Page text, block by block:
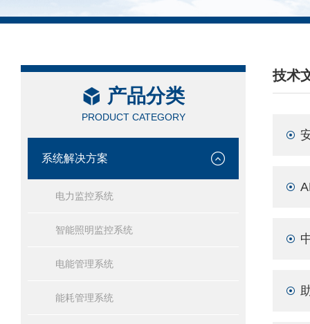
产品分类
PRODUCT CATEGORY
系统解决方案
电力监控系统
智能照明监控系统
电能管理系统
能耗管理系统
技术
/